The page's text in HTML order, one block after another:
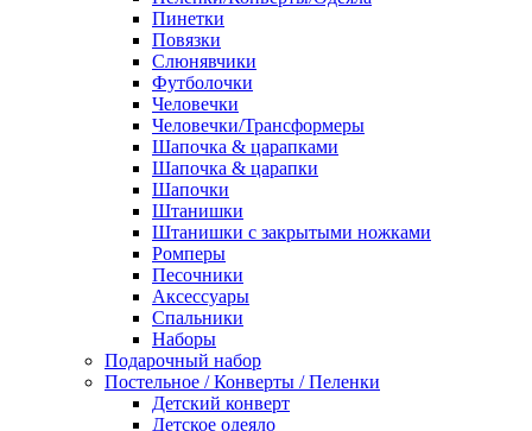
Пинетки
Повязки
Слюнявчики
Футболочки
Человечки
Человечки/Трансформеры
Шапочка & царапками
Шапочка & царапки
Шапочки
Штанишки
Штанишки с закрытыми ножками
Ромперы
Песочники
Аксессуары
Спальники
Наборы
Подарочный набор
Постельное / Конверты / Пеленки
Детский конверт
Детское одеяло